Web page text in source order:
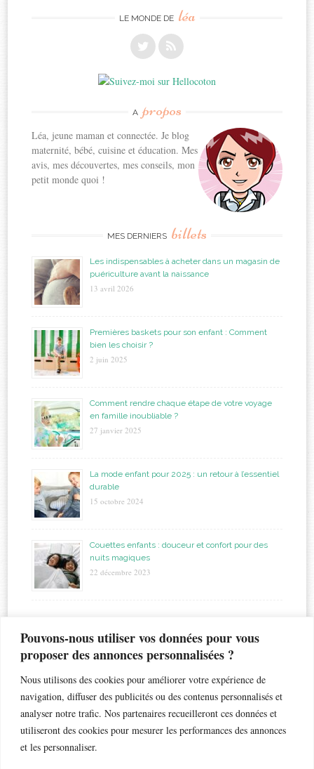
Pouvons-nous utiliser vos données pour vous
proposer des annonces personnalisées ?
Nous utilisons des cookies pour améliorer votre expérience de
navigation, diffuser des publicités ou des contenus personnalisés et
analyser notre trafic. Nos partenaires recueilleront ces données et
utiliseront des cookies pour mesurer les performances des annonces
et les personnaliser.
LE MONDE DE léa
A propos
Léa, jeune maman et connectée. Je blog
maternité, bébé, cuisine et éducation. Mes
avis, mes découvertes, mes conseils, mon
petit monde quoi !
MES DERNIERS billets
Les indispensables à acheter dans un magasin de
puériculture avant la naissance
13 avril 2026
Premières baskets pour son enfant : Comment
bien les choisir ?
2 juin 2025
Comment rendre chaque étape de votre voyage
en famille inoubliable ?
27 janvier 2025
La mode enfant pour 2025 : un retour à l’essentiel
durable
15 octobre 2024
Couettes enfants : douceur et confort pour des
nuits magiques
22 décembre 2023
accouchement allaitement astuces bapteme beauté
bronchiolite bébé cadeau chaleur chambre chocolat
coiffure crèche dents de lait droits enfant enfants esthétique
gateau grossesse grossesse géméllaire jouet
jumeaux